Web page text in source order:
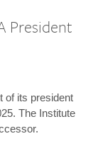
President
of its president
The Institute